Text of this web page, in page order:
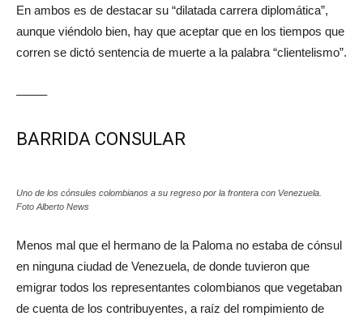
En ambos es de destacar su “dilatada carrera diplomática”,
aunque viéndolo bien, hay que aceptar que en los tiempos que
corren se dictó sentencia de muerte a la palabra “clientelismo”.
——–
BARRIDA CONSULAR
Uno de los cónsules colombianos a su regreso por la frontera con Venezuela.
Foto Alberto News
Menos mal que el hermano de la Paloma no estaba de cónsul
en ninguna ciudad de Venezuela, de donde tuvieron que
emigrar todos los representantes colombianos que vegetaban
de cuenta de los contribuyentes, a raíz del rompimiento de